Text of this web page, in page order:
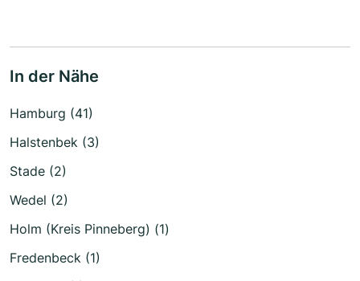
In der Nähe
Hamburg (41)
Halstenbek (3)
Stade (2)
Wedel (2)
Holm (Kreis Pinneberg) (1)
Fredenbeck (1)